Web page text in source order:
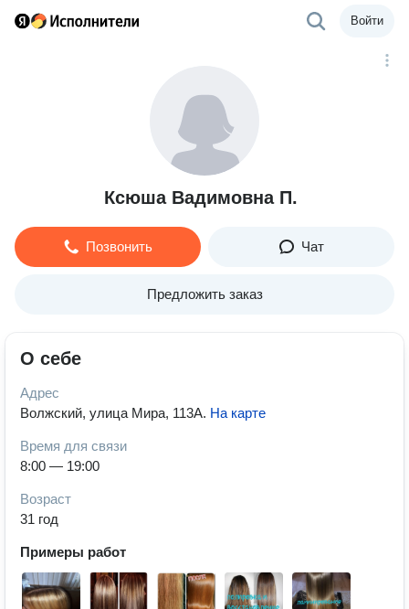
Войти
Ксюша Вадимовна П.
Позвонить Чат
Предложить заказ
О себе
Адрес
Волжский, улица Мира, 113А. На карте
Время для связи
8:00 — 19:00
Возраст
31 год
Примеры работ